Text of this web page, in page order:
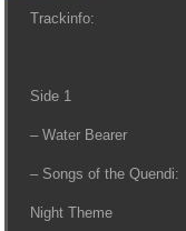
Trackinfo:
Side 1
– Water Bearer
– Songs of the Quendi:
Night Theme